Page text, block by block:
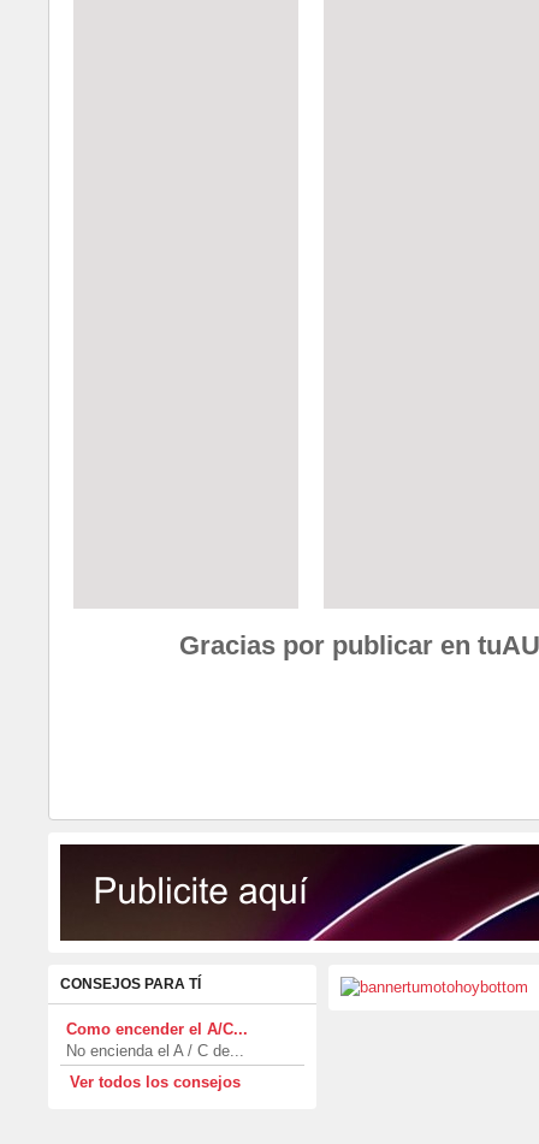
Gracias por publicar en
CONSEJOS PARA TÍ
Como encender el A/C...
No encienda el A / C de...
Ver todos los consejos